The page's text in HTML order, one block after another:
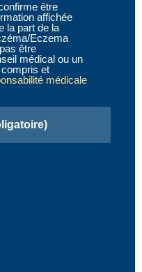
être
affichée
la part de la
Eczema
être
médical ou un
compris et
médicale